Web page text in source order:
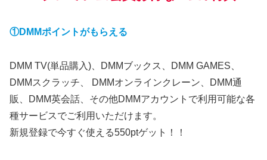
①DMMポイントがもらえる
DMM TV(単品購入)、DMMブックス、DMM GAMES、
DMMスクラッチ、 DMMオンラインクレーン、DMM通
販、DMM英会話、その他DMMアカウントで利用可能な各
種サービスでご利用いただけます。
新規登録で今すぐ使える550ptゲット！！